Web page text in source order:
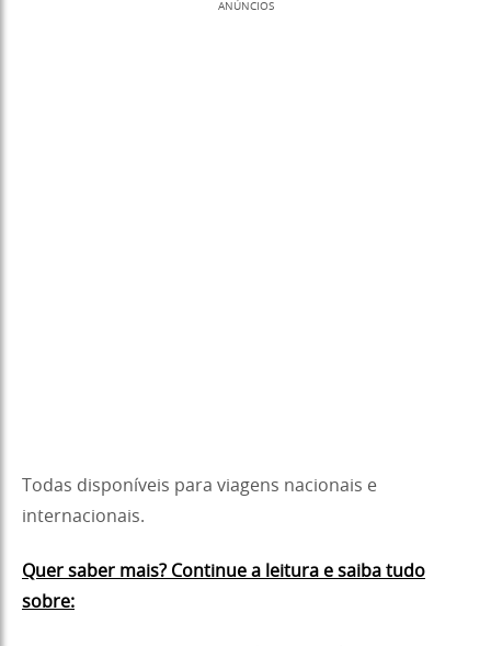
ANÚNCIOS
Todas disponíveis para viagens nacionais e
internacionais.
Quer saber mais? Continue a leitura e saiba tudo
sobre: